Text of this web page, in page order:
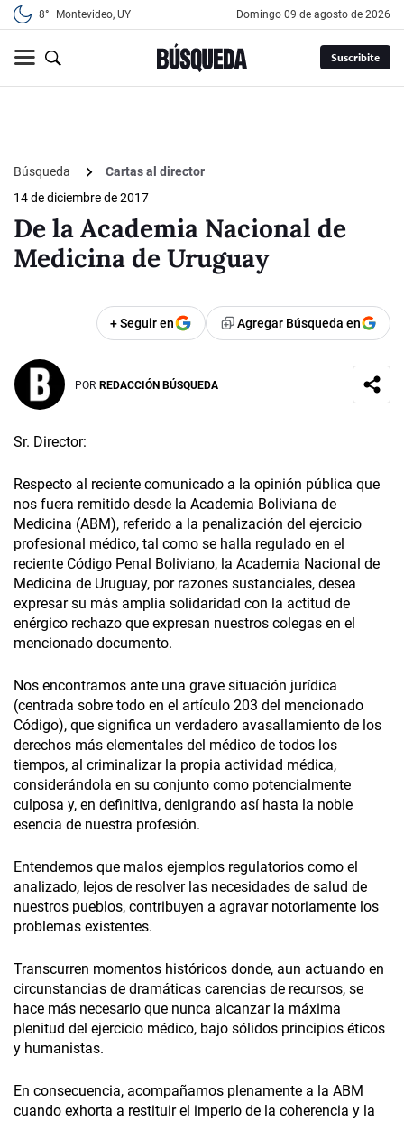
8° Montevideo, UY domingo 09 de agosto de 2026
Suscribite
Búsqueda
Cartas al director
14 de diciembre de 2017
De la Academia Nacional de
Medicina de Uruguay
+ Seguir en Agregar Búsqueda en
POR REDACCIÓN BÚSQUEDA
Sr. Director:
Respecto al reciente comunicado a la opinión pública que
nos fuera remitido desde la Academia Boliviana de
Medicina (ABM), referido a la penalización del ejercicio
profesional médico, tal como se halla regulado en el
reciente Código Penal Boliviano, la Academia Nacional de
Medicina de Uruguay, por razones sustanciales, desea
expresar su más amplia solidaridad con la actitud de
enérgico rechazo que expresan nuestros colegas en el
mencionado documento.
Nos encontramos ante una grave situación jurídica
(centrada sobre todo en el artículo 203 del mencionado
Código), que significa un verdadero avasallamiento de los
derechos más elementales del médico de todos los
tiempos, al criminalizar la propia actividad médica,
considerándola en su conjunto como potencialmente
culposa y, en definitiva, denigrando así hasta la noble
esencia de nuestra profesión.
Entendemos que malos ejemplos regulatorios como el
analizado, lejos de resolver las necesidades de salud de
nuestros pueblos, contribuyen a agravar notoriamente los
problemas existentes.
Transcurren momentos históricos donde, aun actuando en
circunstancias de dramáticas carencias de recursos, se
hace más necesario que nunca alcanzar la máxima
plenitud del ejercicio médico, bajo sólidos principios éticos
y humanistas.
En consecuencia, acompañamos plenamente a la ABM
cuando exhorta a restituir el imperio de la coherencia y la